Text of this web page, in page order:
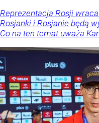
Reprezentacja Rosji
Rosjanki i Rosjanie będą
Co na ten temat uważa